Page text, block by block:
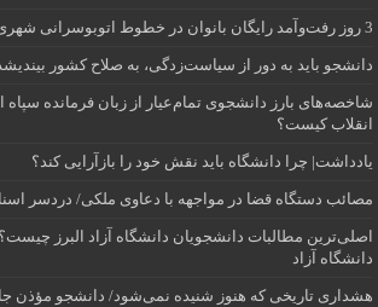
3 روز رفت‌وآمد رایگان بانوان در خطوط اتوبوسرانی شهری کرج
دانشجو باید به دور از سیاست‌زدگی، به صلاح کشور
شاخصه‌های بارز دانشجوی تمام‌عیار از زبان فرمانده سپاه
انقلاب کیست؟
یادداشت| چرا دانشگاه باید نقش خود را بازآرایی کند؟
مصائب دستگاه قضا در مواجهه با دعاوی ملکی/ دردسر
اصلی‌ترین مطالبات دانشجویان دانشگاه آزاد البرز
دانشگاه آز‌اد
هشداری تاریخی که هنوز شنیده نمی‌شود/ دانشجو مؤذن